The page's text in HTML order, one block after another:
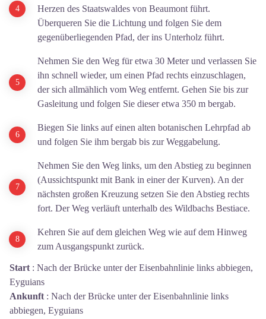
Herzen des Staatswaldes von Beaumont führt.
Überqueren Sie die Lichtung und folgen Sie dem
gegenüberliegenden Pfad, der ins Unterholz führt.
Nehmen Sie den Weg für etwa 30 Meter und verlassen Sie
ihn schnell wieder, um einen Pfad rechts einzuschlagen,
der sich allmählich vom Weg entfernt. Gehen Sie bis zur
Gasleitung und folgen Sie dieser etwa 350 m bergab.
Biegen Sie links auf einen alten botanischen Lehrpfad ab
und folgen Sie ihm bergab bis zur Weggabelung.
Nehmen Sie den Weg links, um den Abstieg zu beginnen
(Aussichtspunkt mit Bank in einer der Kurven). An der
nächsten großen Kreuzung setzen Sie den Abstieg rechts
fort. Der Weg verläuft unterhalb des Wildbachs Bestiace.
Kehren Sie auf dem gleichen Weg wie auf dem Hinweg
zum Ausgangspunkt zurück.
Start : Nach der Brücke unter der Eisenbahnlinie links abbiegen,
Eyguians
Ankunft : Nach der Brücke unter der Eisenbahnlinie links
abbiegen, Eyguians